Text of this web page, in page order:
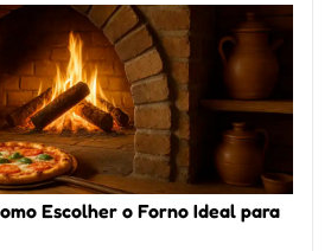
Escolher o Forno Ideal para